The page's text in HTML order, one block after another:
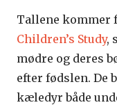
Tallene kommer
Children’s Study,
mødre og deres
efter fødslen. De
kæledyr både